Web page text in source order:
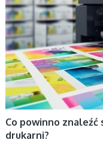
Dom
Firmy
Kuchnia
Motoryzacja
Nauka
Ogłoszenia
Rozrywka
Uncategorized
Co powinno
drukarni?